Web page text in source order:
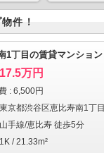
件！
1丁目の賃貸マンション
17.5万円
: 6,500円
東京都渋谷区恵比寿南1丁目
山手線/恵比寿 徒歩5分
1K / 21.33m²